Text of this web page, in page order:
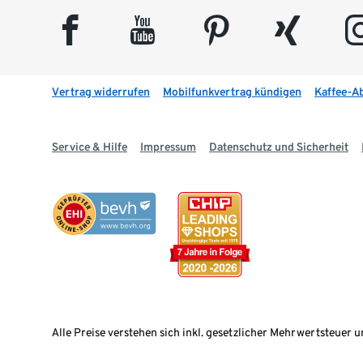
facebook youtube pinterest xing
Vertrag widerrufen Mobilfunkvertrag kündigen Kaffee-
Service & Hilfe Impressum Datenschutz und Sicherheit
Alle Preise verstehen sich inkl. gesetzlicher Mehrwertsteuer